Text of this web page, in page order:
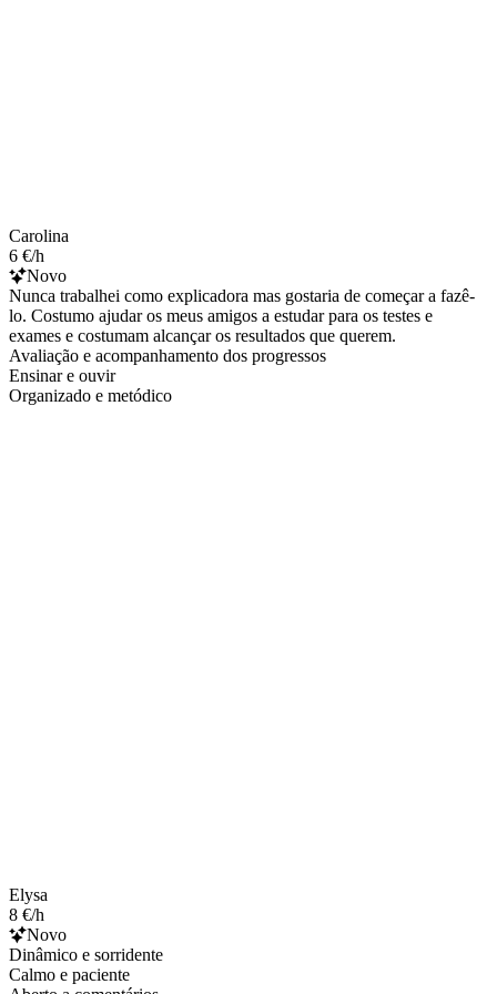
Carolina
6 €/h
Novo
Nunca trabalhei como explicadora mas gostaria de começar a fazê-
lo. Costumo ajudar os meus amigos a estudar para os testes e
exames e costumam alcançar os resultados que querem.
Avaliação e acompanhamento dos progressos
Ensinar e ouvir
Organizado e metódico
Elysa
8 €/h
Novo
Dinâmico e sorridente
Calmo e paciente